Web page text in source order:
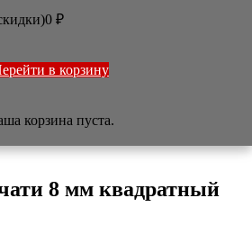
/Камень для печати 8 мм квадратный
8 мм квадратный
0 ₽
в корзину
корзина пуста.